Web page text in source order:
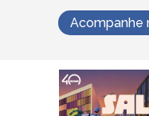
Acompanhe